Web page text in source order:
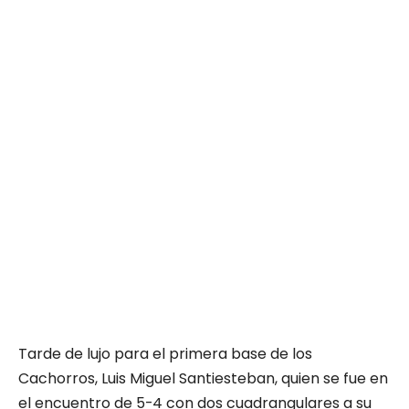
Tarde de lujo para el primera base de los
Cachorros, Luis Miguel Santiesteban, quien se fue en
el encuentro de 5-4 con dos cuadrangulares a su